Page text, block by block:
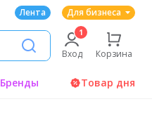
Лента Для бизнеса
Вход Корзина
Бренды Товар дня